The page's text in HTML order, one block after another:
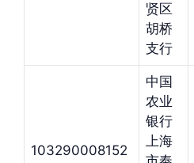
贤区
胡桥
支行
103290008152
中国
农业
银行
上海